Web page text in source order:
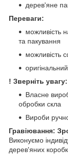
дерев'яне
Переваги:
можливість
та пакування
можливість
! Зверніть увагу:
Власне
обробки скла
Вироби
Гравіювання:
Виконуємо
дерев'яних